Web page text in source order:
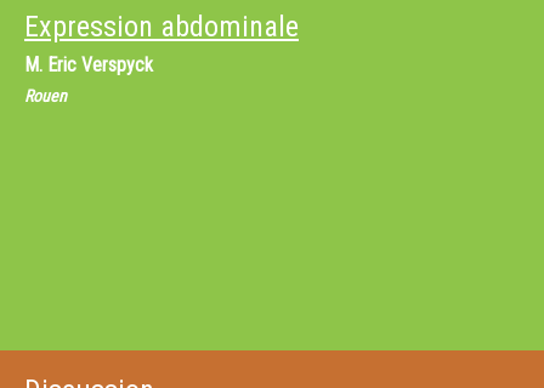
Expression abdominale
M. Eric Verspyck
Rouen